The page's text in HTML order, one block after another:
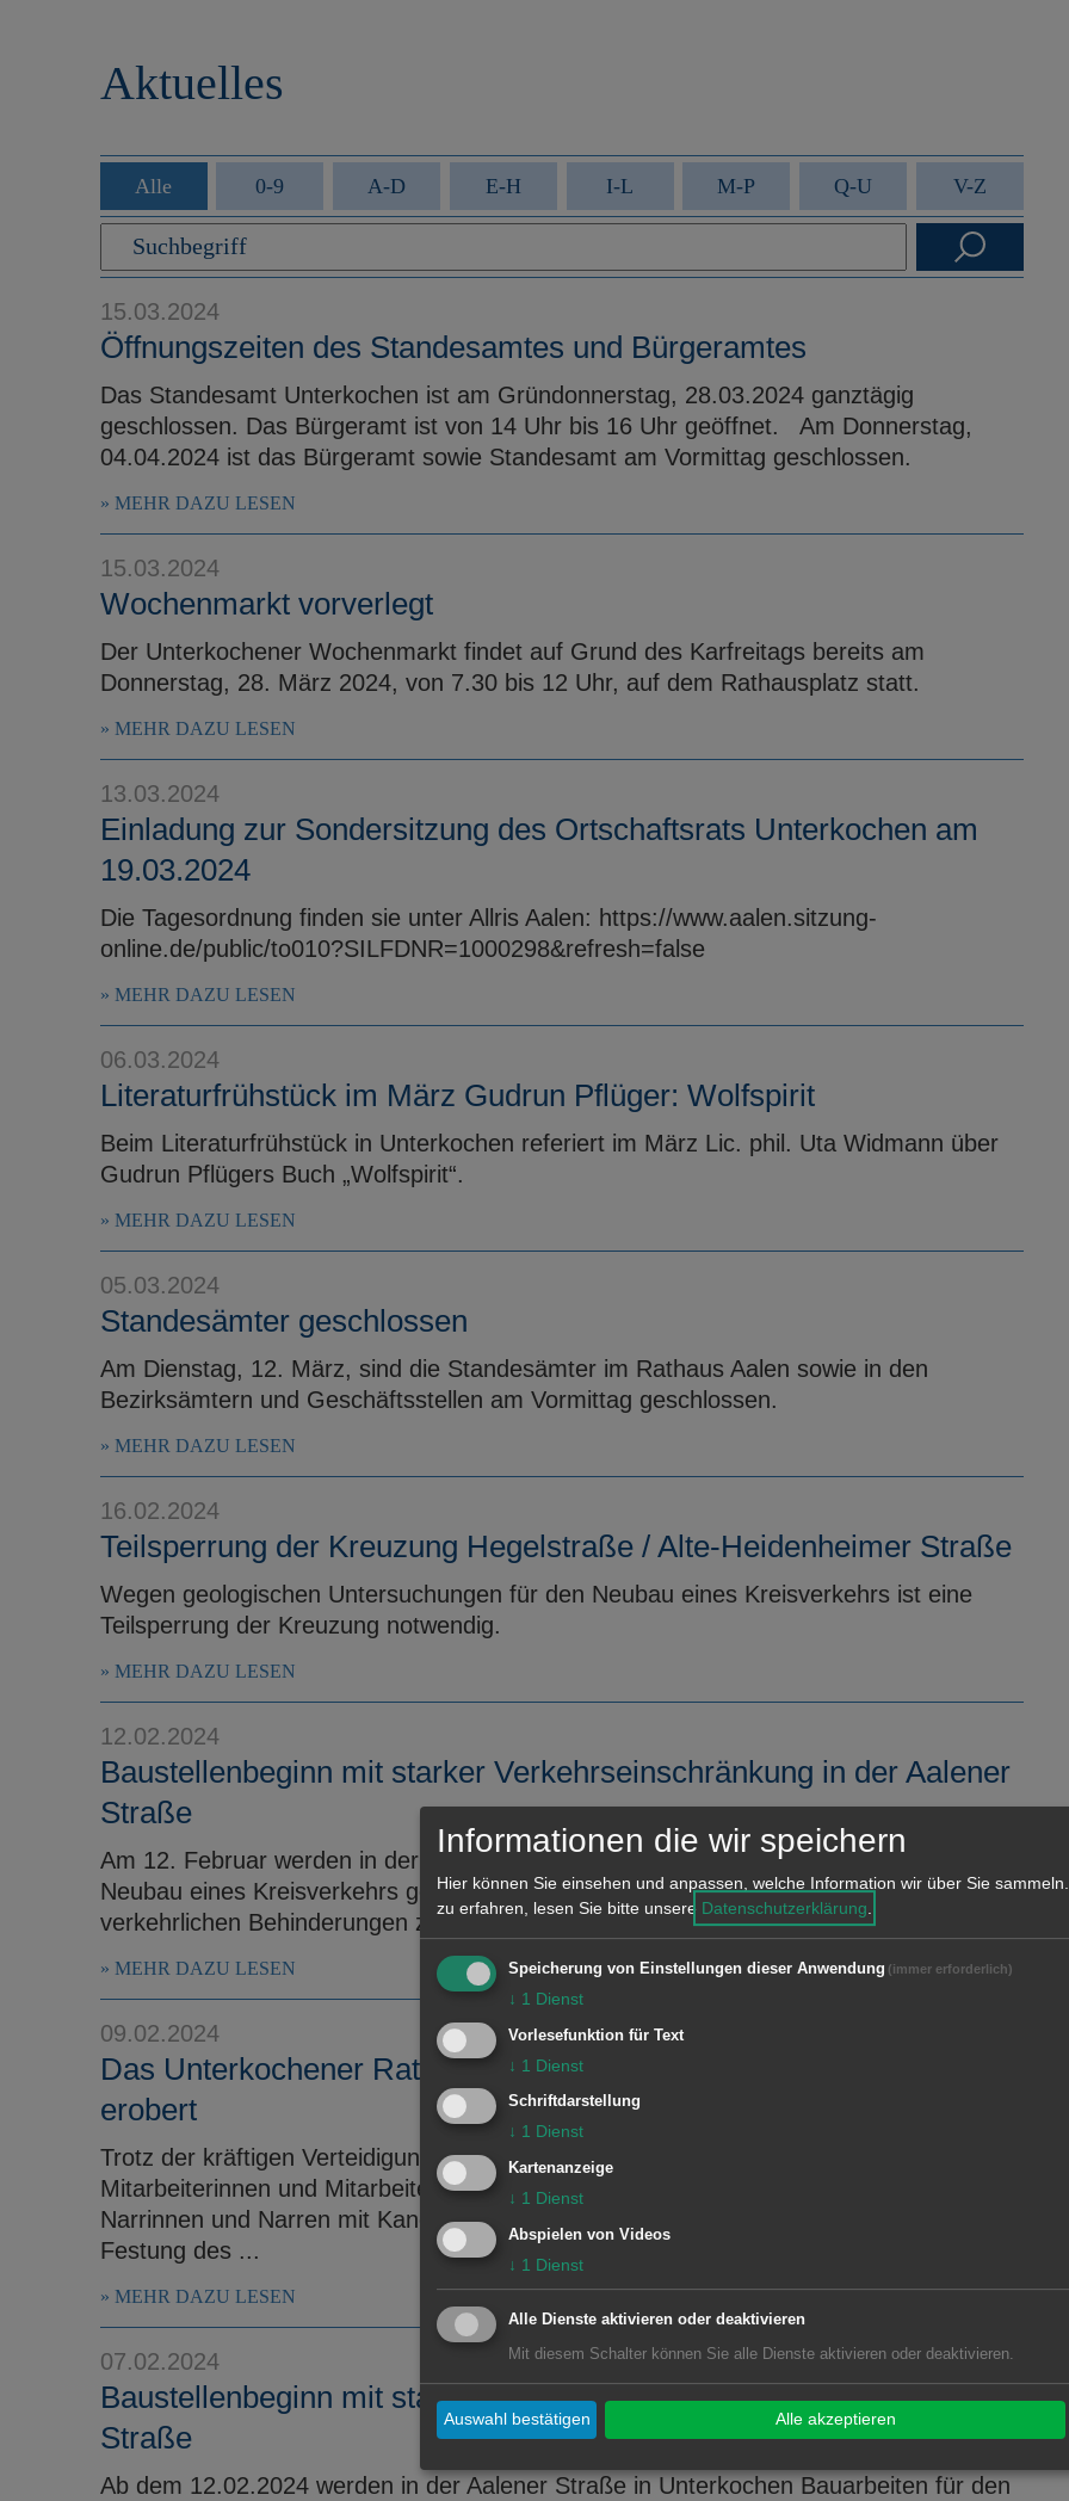
Aktuelles
Alle 0-9 A-D E-H I-L M-P Q-U V-Z
15.03.2024
Öffnungszeiten des Standesamtes und Bürgeramtes
Das Standesamt Unterkochen ist am Gründonnerstag, 28.03.2024 ganztägig
geschlossen. Das Bürgeramt ist von 14 Uhr bis 16 Uhr geöffnet. Am Donnerstag,
04.04.2024 ist das Bürgeramt sowie Standesamt am Vormittag geschlossen.
MEHR DAZU LESEN
15.03.2024
Wochenmarkt vorverlegt
Der Unterkochener Wochenmarkt findet auf Grund des Karfreitags bereits am
Donnerstag, 28. März 2024, von 7.30 bis 12 Uhr, auf dem Rathausplatz statt.
MEHR DAZU LESEN
13.03.2024
Einladung zur Sondersitzung des Ortschaftsrats Unterkochen am
19.03.2024
Die Tagesordnung finden sie unter Allris Aalen: https://www.aalen.sitzung-
online.de/public/to010?SILFDNR=1000298&refresh=false
MEHR DAZU LESEN
06.03.2024
Literaturfrühstück im März Gudrun Pflüger: Wolfspirit
Beim Literaturfrühstück in Unterkochen referiert im März Lic. phil. Uta Widmann über
Gudrun Pflügers Buch „Wolfspirit“.
MEHR DAZU LESEN
05.03.2024
Standesämter geschlossen
Am Dienstag, 12. März, sind die Standesämter im Rathaus Aalen sowie in den
Bezirksämtern und Geschäftsstellen am Vormittag geschlossen.
MEHR DAZU LESEN
16.02.2024
Teilsperrung der Kreuzung Hegelstraße / Alte-Heidenheimer Straße
Wegen geologischen Untersuchungen für den Neubau eines Kreisverkehrs ist eine
Teilsperrung der Kreuzung notwendig.
MEHR DAZU LESEN
12.02.2024
Baustellenbeginn mit starker Verkehrseinschränkung in der Aalener
Straße
Am 12. Februar werden in der Aalener Straße in Unterkochen Bauarbeiten für den
Neubau eines Kreisverkehrs gestartet. Im Zeitraum bis Dezember 2024 ist mit starken
verkehrlichen Behinderungen zu rechnen.
MEHR DAZU LESEN
09.02.2024
Das Unterkochener Rathaus wurde erfolgreich von den Bärenfanger
erobert
Trotz der kräftigen Verteidigung und viel Gegenwehr von aktuellen und ehemaligen
Mitarbeiterinnen und Mitarbeiter der Unterkochener Ortschaftsverwaltung stürmten die
Narrinnen und Narren mit Kanonendonner, Fanfarenstößen und Trommelwirbel die
Festung des ...
MEHR DAZU LESEN
07.02.2024
Baustellenbeginn mit starker Verkehrseinschränkung in der Aalener
Straße
Ab dem 12.02.2024 werden in der Aalener Straße in Unterkochen Bauarbeiten für den
Informationen die wir speichern
Hier können Sie einsehen und anpassen, welche Information wir über Sie sammeln.
zu erfahren, lesen Sie bitte unsere Datenschutzerklärung
Speicherung von Einstellungen dieser Anwendung (immer erforderlich)
↓ 1 Dienst
Vorlesefunktion für Text
↓ 1 Dienst
Schriftdarstellung
↓ 1 Dienst
Kartenanzeige
↓ 1 Dienst
Abspielen von Videos
↓ 1 Dienst
Alle Dienste aktivieren oder deaktivieren
Mit diesem Schalter können Sie alle Dienste aktivieren oder deaktivieren.
Auswahl bestätigen Alle akzeptieren